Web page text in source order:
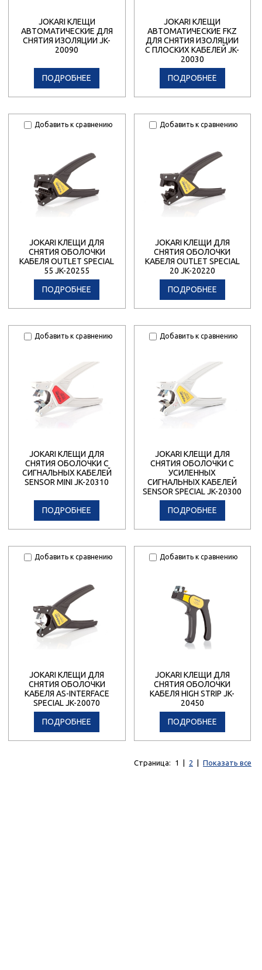
JOKARI КЛЕЩИ
АВТОМАТИЧЕСКИЕ ДЛЯ
СНЯТИЯ ИЗОЛЯЦИИ JK-
20090
ПОДРОБНЕЕ
JOKARI КЛЕЩИ
АВТОМАТИЧЕСКИЕ FKZ
ДЛЯ СНЯТИЯ ИЗОЛЯЦИИ
С ПЛОСКИХ КАБЕЛЕЙ JK-
20030
ПОДРОБНЕЕ
Добавить к сравнению
JOKARI КЛЕЩИ ДЛЯ
СНЯТИЯ ОБОЛОЧКИ
КАБЕЛЯ OUTLET SPECIAL
55 JK-20255
ПОДРОБНЕЕ
Добавить к сравнению
JOKARI КЛЕЩИ ДЛЯ
СНЯТИЯ ОБОЛОЧКИ
КАБЕЛЯ OUTLET SPECIAL
20 JK-20220
ПОДРОБНЕЕ
Добавить к сравнению
JOKARI КЛЕЩИ ДЛЯ
СНЯТИЯ ОБОЛОЧКИ С
СИГНАЛЬНЫХ КАБЕЛЕЙ
SENSOR MINI JK-20310
ПОДРОБНЕЕ
Добавить к сравнению
JOKARI КЛЕЩИ ДЛЯ
СНЯТИЯ ОБОЛОЧКИ С
УСИЛЕННЫХ
СИГНАЛЬНЫХ КАБЕЛЕЙ
SENSOR SPECIAL JK-20300
ПОДРОБНЕЕ
Добавить к сравнению
JOKARI КЛЕЩИ ДЛЯ
СНЯТИЯ ОБОЛОЧКИ
КАБЕЛЯ AS-INTERFACE
SPECIAL JK-20070
ПОДРОБНЕЕ
Добавить к сравнению
JOKARI КЛЕЩИ ДЛЯ
СНЯТИЯ ОБОЛОЧКИ
КАБЕЛЯ HIGH STRIP JK-
20450
ПОДРОБНЕЕ
Страница: 1 2 Показать все